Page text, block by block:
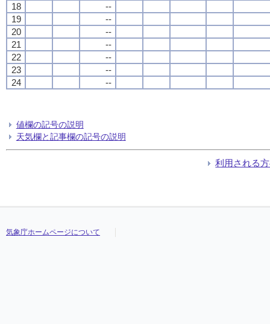
18
--
19
--
20
--
21
--
22
--
23
--
24
--
値欄の記号の説明
天気欄と記事欄の記号の説明
利用される
気象庁ホームページについて